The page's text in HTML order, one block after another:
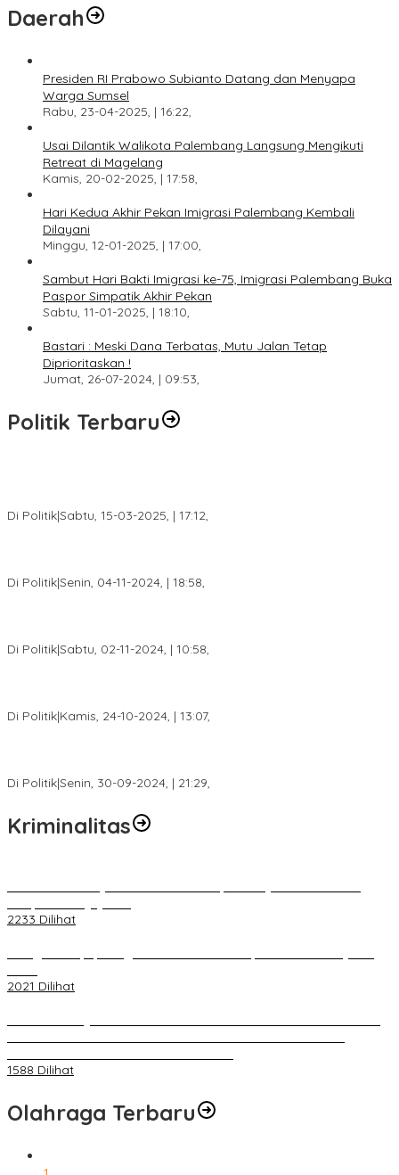
Daerah
Presiden RI Prabowo Subianto Datang dan Menyapa
Warga Sumsel
Rabu, 23-04-2025, | 16:22,
Usai Dilantik Walikota Palembang Langsung Mengikuti
Retreat di Magelang
Kamis, 20-02-2025, | 17:58,
Hari Kedua Akhir Pekan Imigrasi Palembang Kembali
Dilayani
Minggu, 12-01-2025, | 17:00,
Sambut Hari Bakti Imigrasi ke-75, Imigrasi Palembang Buka
Paspor Simpatik Akhir Pekan
Sabtu, 11-01-2025, | 18:10,
Bastari : Meski Dana Terbatas, Mutu Jalan Tetap
Diprioritaskan !
Jumat, 26-07-2024, | 09:53,
Politik Terbaru
Di Politik|Sabtu, 15-03-2025, | 17:12,
Di Politik|Senin, 04-11-2024, | 18:58,
Di Politik|Sabtu, 02-11-2024, | 10:58,
Di Politik|Kamis, 24-10-2024, | 13:07,
Di Politik|Senin, 30-09-2024, | 21:29,
Kriminalitas
2233 Dilihat
2021 Dilihat
1588 Dilihat
Olahraga Terbaru